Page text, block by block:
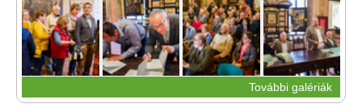
További galériák